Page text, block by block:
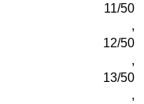
11/50
,
12/50
,
13/50
,